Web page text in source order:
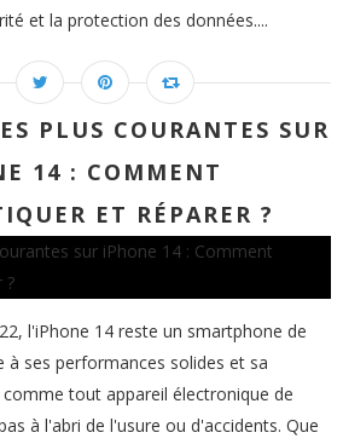
et la protection des données....
PLUS COURANTES SUR
14 : COMMENT
ET RÉPARER ?
l'iPhone 14 reste un smartphone de
à ses performances solides et sa
tout appareil électronique de
à l'abri de l'usure ou d'accidents. Que